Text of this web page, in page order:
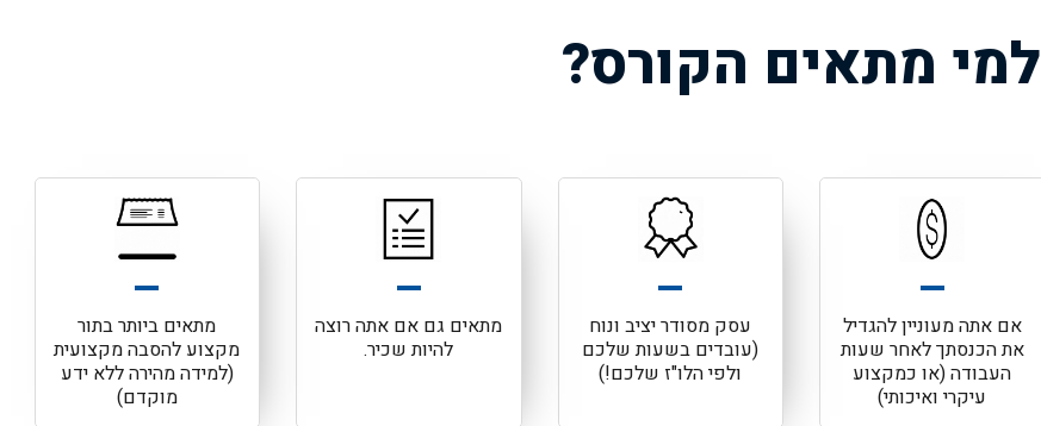
למי מתאים הקורס?
אם אתה מעוניין להגדיל
את הכנסתך לאחר שעות
העבודה (או כמקצוע
עיקרי ואיכותי)
עסק מסודר יציב ונוח
(עובדים בשעות שלכם
ולפי הלו"ז שלכם!)
מתאים גם אם אתה רוצה
להיות שכיר.
מתאים ביותר בתור
מקצוע להסבה מקצועית
(למידה מהירה ללא ידע
מוקדם)